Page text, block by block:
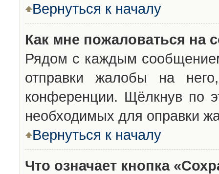
Вернуться к началу
Как мне пожаловаться на
Рядом с каждым
отправки жалобы на
конференции. Щёлкнув по
необходимых для оправки
Вернуться к началу
Что означает кнопка